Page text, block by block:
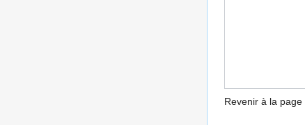
Revenir à la page